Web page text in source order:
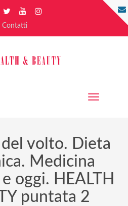
Contatti
Toggle
del volto. Dieta
Medicina
oggi. HEALTH
puntata 2